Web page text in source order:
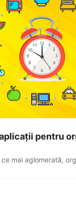
pentru
mai aglomerată,